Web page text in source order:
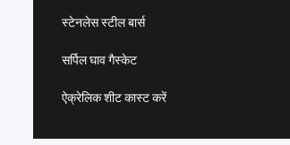
स्टेनलेस स्टील बार्स
सर्पिल घाव गैस्केट
ऐक्रेलिक शीट कास्ट करें